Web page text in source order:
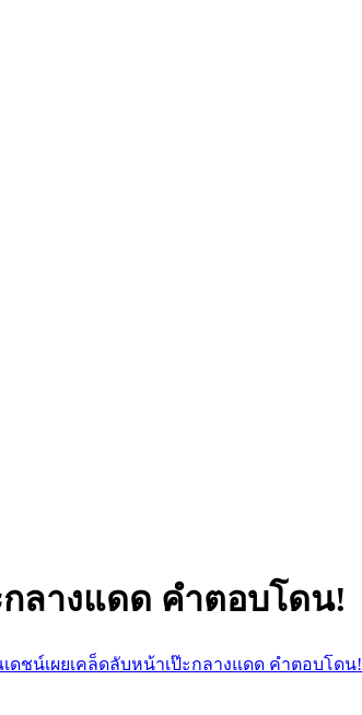
ลางแดด คำตอบโดน!
ดชน์เผยเคล็ดลับหน้าเป๊ะกลางแดด คำตอบโดน!